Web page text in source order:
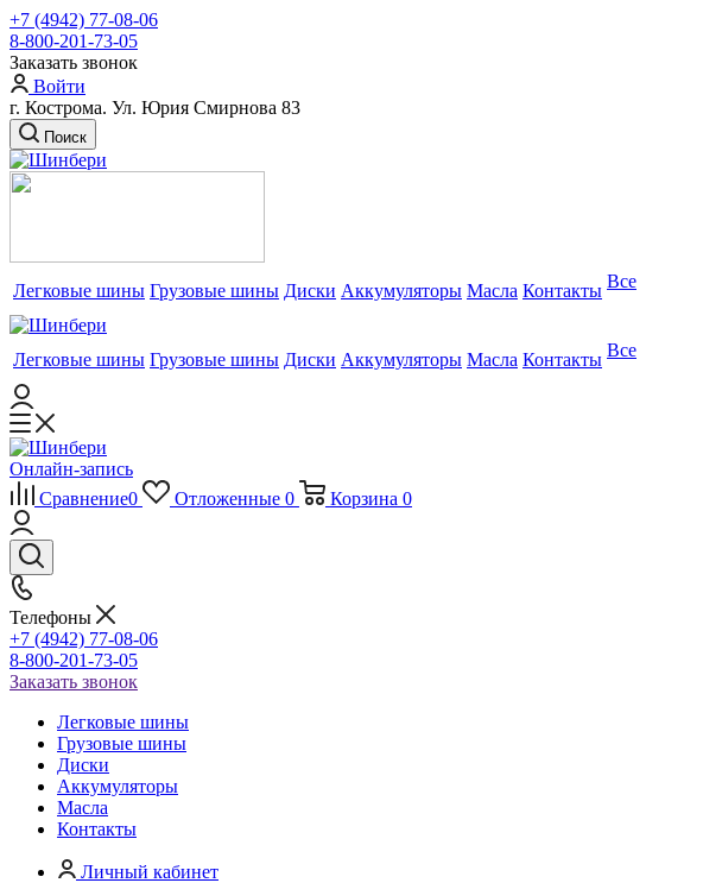
+7 (4942) 77-08-06
8-800-201-73-05
Заказать звонок
Войти
г. Кострома. Ул. Юрия Смирнова 83
Поиск
Легковые шины Грузовые шины Диски Аккумуляторы Масла Контакты Все
Легковые шины Грузовые шины Диски Аккумуляторы Масла Контакты Все
Онлайн-запись
Сравнение0 Отложенные 0 Корзина 0
Телефоны
+7 (4942) 77-08-06
8-800-201-73-05
Заказать звонок
Легковые шины
Грузовые шины
Диски
Аккумуляторы
Масла
Контакты
Личный кабинет